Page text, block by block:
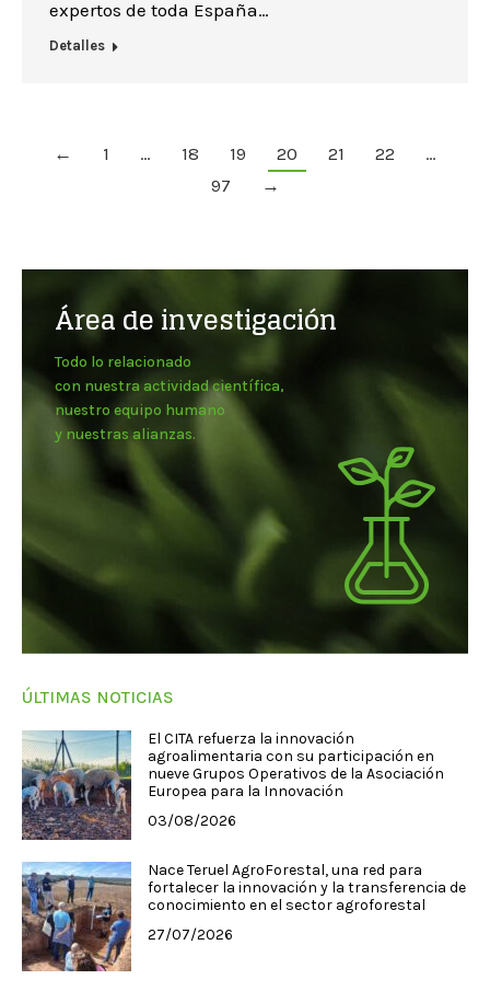
expertos de toda España…
Detalles
← 1 … 18 19 20 21 22
…
97
→
Área de investigación
Todo lo relacionado
con nuestra actividad científica,
nuestro equipo humano
y nuestras alianzas.
ÚLTIMAS NOTICIAS
El CITA refuerza la innovación
agroalimentaria con su participación en
nueve Grupos Operativos de la Asociación
Europea para la Innovación
03/08/2026
Nace Teruel AgroForestal, una red para
fortalecer la innovación y la transferencia de
conocimiento en el sector agroforestal
27/07/2026